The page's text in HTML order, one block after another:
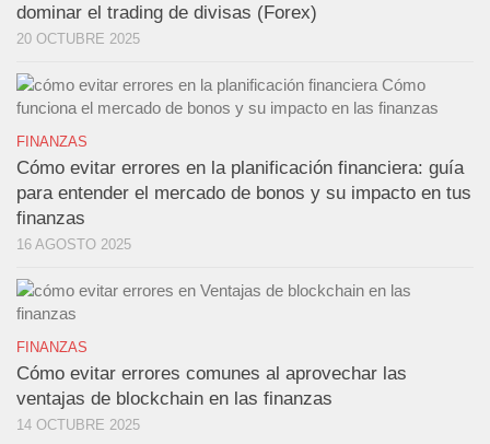
dominar el trading de divisas (Forex)
20 OCTUBRE 2025
FINANZAS
Cómo evitar errores en la planificación financiera: guía
para entender el mercado de bonos y su impacto en tus
finanzas
16 AGOSTO 2025
FINANZAS
Cómo evitar errores comunes al aprovechar las
ventajas de blockchain en las finanzas
14 OCTUBRE 2025